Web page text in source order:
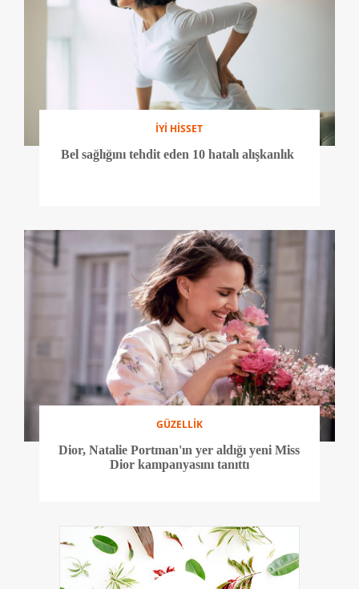
İYİ HİSSET
Bel sağlığını tehdit eden 10 hatalı alışkanlık
GÜZELLİK
Dior, Natalie Portman'ın yer aldığı yeni Miss
Dior kampanyasını tanıttı